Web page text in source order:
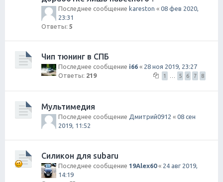
Последнее сообщение kareston « 08 фев 2020,
23:31
Ответы: 5
Чип тюнинг в СПБ
Последнее сообщение i66 « 28 ноя 2019, 23:27
Ответы: 219 1 5 6 7 8
Мультимедия
Последнее сообщение Дмитрий0912 « 08 сен
2019, 11:52
Силикон для subaru
Последнее сообщение 19Alex60« 24 авг 2019,
14:19